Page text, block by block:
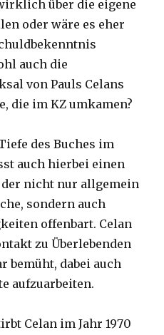
über die eigene
oder wäre es eher
auch die
von Pauls Celans
die im KZ umkamen?
des Buches im
auch hierbei einen
nicht nur allgemein
sondern auch
offenbart. Celan
zu Überlebenden
bemüht, dabei auch
aufzuarbeiten.
Celan im Jahr 1970